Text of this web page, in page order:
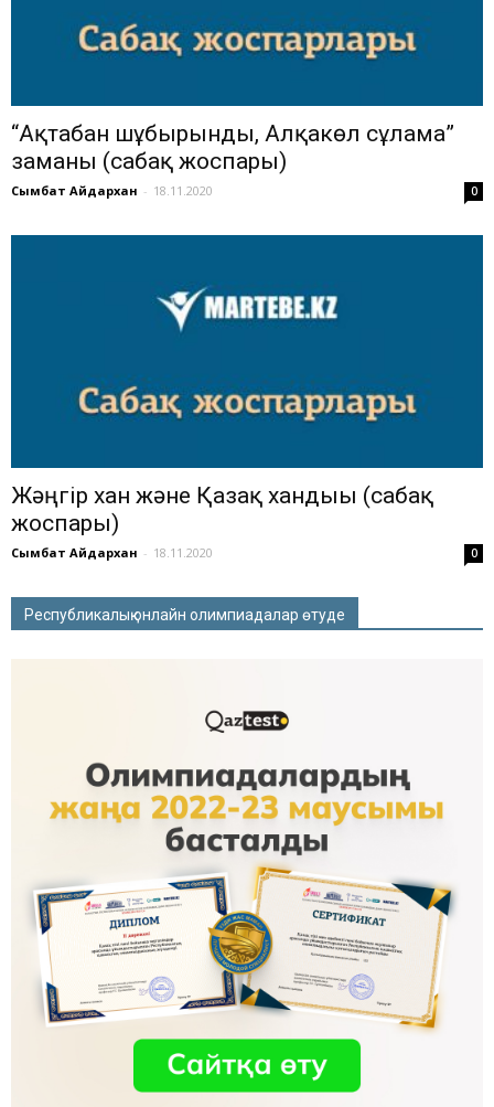
“Ақтабан шұбырынды, Алқакөл сұлама”
заманы (сабақ жоспары)
Сымбат Айдархан - 18.11.2020 0
Жәңгір хан және Қазақ хандығы (сабақ
жоспары)
Сымбат Айдархан - 18.11.2020 0
Республикалық онлайн олимпиадалар өтуде